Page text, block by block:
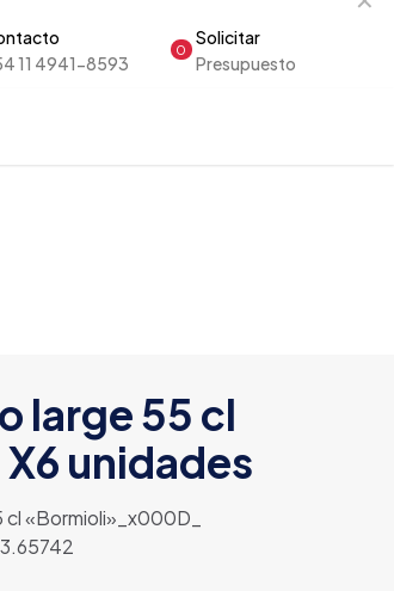
11 4941-8593
0
Solicitar
Presupuesto
large 55 cl
unidades
«Bormioli»_x000D_